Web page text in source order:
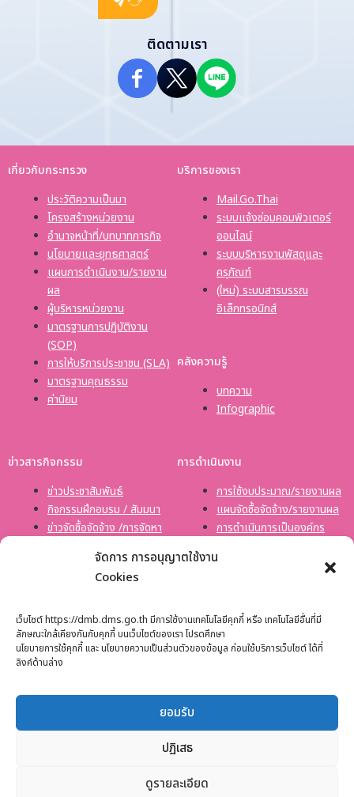
จัดการ การอนุญาตใช้งาน
Cookies
เว็บไซต์ https://dmb.dms.go.th มีการใช้งานเทคโนโลยีคุกกี้ หรือ เทคโนโลยีอื่นที่มี
ลักษณะใกล้เคียงกันกับคุกกี้ บนเว็บไซต์ของเรา โปรดศึกษา
นโยบายการใช้คุกกี้ และ นโยบายความเป็นส่วนตัวของข้อมูล ก่อนใช้บริการเว็บไซต์ ได้ที่
ลิงค์ด้านล่าง
ยอมรับ
ปฏิเสธ
ดูรายละเอียด
ติดตามเรา
เกี่ยวกับกระทรวง
ประวัติความเป็นมา
โครงสร้างหน่วยงาน
อำนาจหน้าที่/บทบาทภารกิจ
นโยบายและยุทธศาสตร์
แผนการดำเนินงาน/รายงาน
ผล
ผู้บริหารหน่วยงาน
มาตรฐานการปฏิบัติงาน
(SOP)
การให้บริการประชาชน (SLA)
มาตรฐานคุณธรรม
ค่านิยม
บริการของเรา
Mail.Go.Thai
ระบบแจ้งซ่อมคอมพิวเตอร์
ออนไลน์
ระบบบริหารงานพัสดุและ
ครุภัณฑ์
(ใหม่) ระบบสารบรรณ
อิเล็กทรอนิกส์
คลังความรู้
บทความ
Infographic
ข่าวสารกิจกรรม
ข่าวประชาสัมพันธ์
กิจกรรมฝึกอบรม / สัมมนา
ข่าวจัดซื้อจัดจ้าง /การจัดหา
ข่าวภารกิจผู้บริหาร
ประกาศรับสมัคงาน
การดำเนินงาน
การใช้งบประมาณ/รายงานผล
แผนจัดซื้อจัดจ้าง/รายงานผล
การดำเนินการเป็นองค์กร
หน่วยงานอื่น ๆ
จำนวนผู้เข้าชม
1,788
แผนผังเว็บไซต์
นโยบายการคุ้มครองข้อมูลส่วนบุคคล
นโยบายการรักษาความปลอดภัยมั่นคงเว็บไซต์